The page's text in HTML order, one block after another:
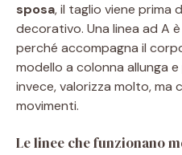
sposa, il taglio viene prima
decorativo. Una linea ad A
perché accompagna il
modello a colonna allunga
invece, valorizza molto, ma
movimenti.
Le linee che funzionano